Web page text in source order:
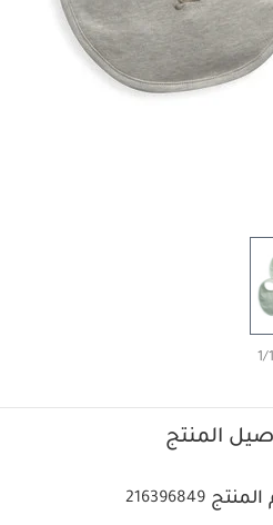
المنتج
المنتج 216396849